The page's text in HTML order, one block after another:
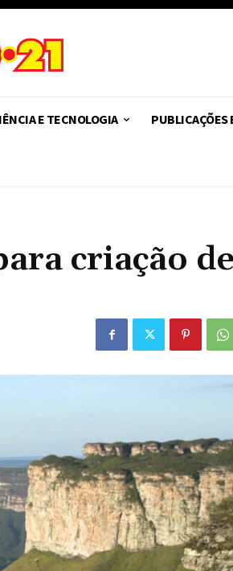
E TECNOLOGIA PUBLICAÇÕES
criação de